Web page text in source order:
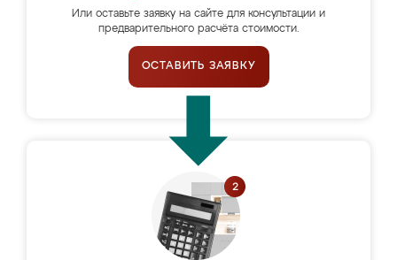
Или оставьте заявку на сайте для консультации и
предварительного расчёта стоимости.
ОСТАВИТЬ ЗАЯВКУ